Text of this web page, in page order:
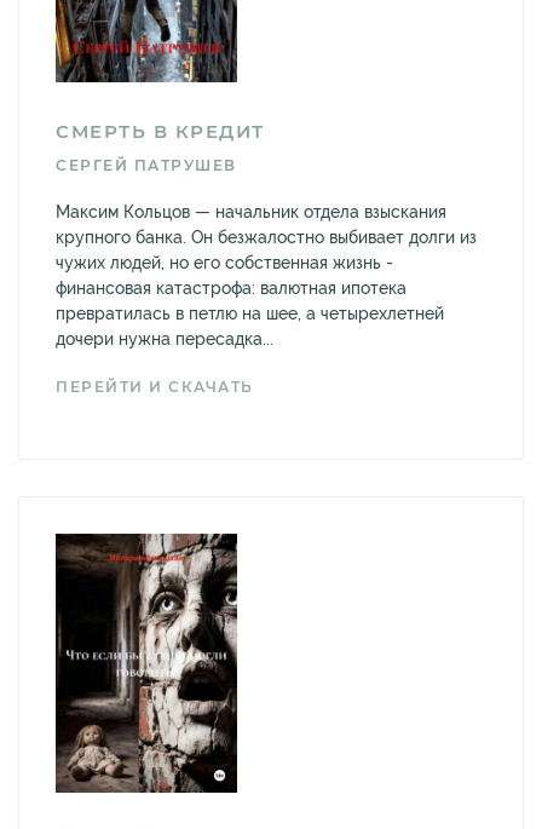
СМЕРТЬ В КРЕДИТ
СЕРГЕЙ ПАТРУШЕВ
Максим Кольцов — начальник отдела взыскания
крупного банка. Он безжалостно выбивает долги из
чужих людей, но его собственная жизнь -
финансовая катастрофа: валютная ипотека
превратилась в петлю на шее, а четырехлетней
дочери нужна пересадка...
ПЕРЕЙТИ И СКАЧАТЬ